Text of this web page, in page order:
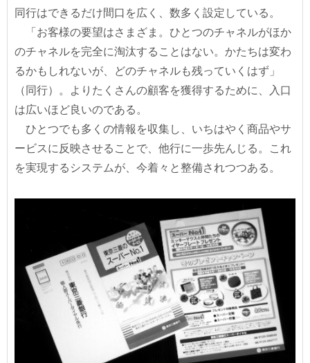
同行はできるだけ間口を広く、数多く設定している。
「お客様の要望はさまざま。ひとつのチャネルがほか
のチャネルを完全に淘汰することはない。かたちは変わ
るかもしれないが、どのチャネルも残っていくはず」
（同行）。よりたくさんの顧客を獲得するために、入口
は広いほど良いのである。
ひとつでも多くの情報を収集し、いちはやく商品やサ
ービスに反映させることで、他行に一歩先んじる。これ
を実現するシステムが、今着々と整備されつつある。